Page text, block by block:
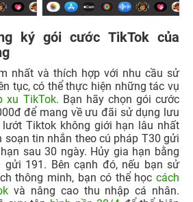
ký gói cước TikTok của
nhất và thích hợp với nhu cầu sử
tục, có thể thực hiện những tác vụ
xu TikTok. Bạn hãy chọn gói cước
để mang về ưu đãi sử dụng lưu
Tiktok không giới hạn lâu nhất
soạn tin nhắn theo cú pháp T30 gửi
sau 30 ngày. Hủy gia hạn bằng
gửi 191. Bên cạnh đó, nếu bạn sử
thông minh, bạn có thể học cách
và nâng cao thu nhập cá nhân.